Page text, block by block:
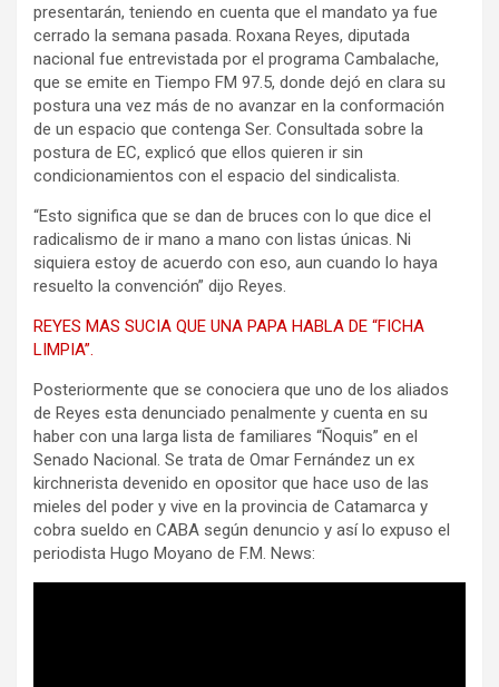
presentarán, teniendo en cuenta que el mandato ya fue
cerrado la semana pasada. Roxana Reyes, diputada
nacional fue entrevistada por el programa Cambalache,
que se emite en Tiempo FM 97.5, donde dejó en clara su
postura una vez más de no avanzar en la conformación
de un espacio que contenga Ser. Consultada sobre la
postura de EC, explicó que ellos quieren ir sin
condicionamientos con el espacio del sindicalista.
“Esto significa que se dan de bruces con lo que dice el
radicalismo de ir mano a mano con listas únicas. Ni
siquiera estoy de acuerdo con eso, aun cuando lo haya
resuelto la convención” dijo Reyes.
REYES MAS SUCIA QUE UNA PAPA HABLA DE “FICHA
LIMPIA”.
Posteriormente que se conociera que uno de los aliados
de Reyes esta denunciado penalmente y cuenta en su
haber con una larga lista de familiares “Ñoquis” en el
Senado Nacional. Se trata de Omar Fernández un ex
kirchnerista devenido en opositor que hace uso de las
mieles del poder y vive en la provincia de Catamarca y
cobra sueldo en CABA según denuncio y así lo expuso el
periodista Hugo Moyano de F.M. News: